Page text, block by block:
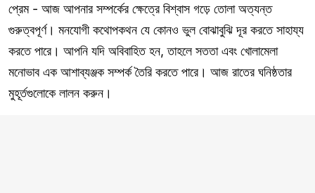
প্রেম - আজ আপনার সম্পর্কের ক্ষেত্রে বিশ্বাস গড়ে তোলা অত্যন্ত
গুরুত্বপূর্ণ। মনযোগী কথোপকথন যে কোনও ভুল বোঝাবুঝি দূর করতে সাহায্য
করতে পারে। আপনি যদি অবিবাহিত হন, তাহলে সততা এবং খোলামেলা
মনোভাব এক আশাব্যঞ্জক সম্পর্ক তৈরি করতে পারে। আজ রাতের ঘনিষ্ঠতার
মুহূর্তগুলোকে লালন করুন।